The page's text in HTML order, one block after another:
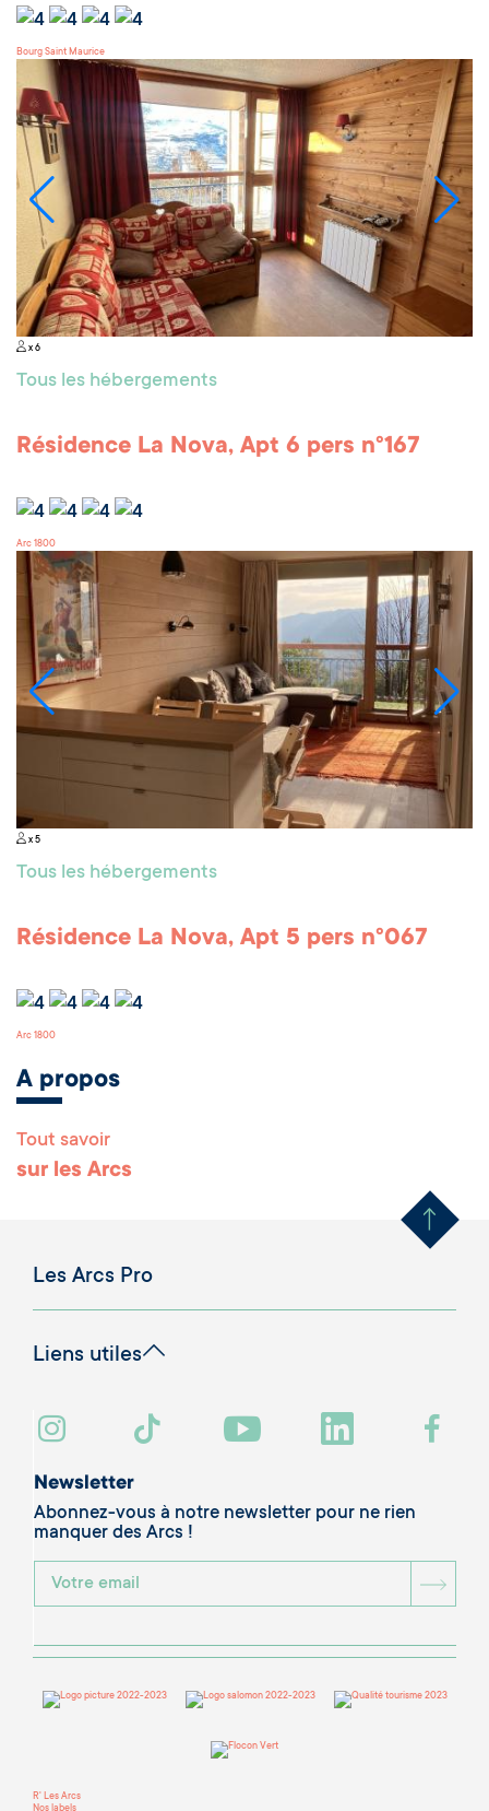
Bourg Saint Maurice
x 6
Tous les hébergements
Résidence La Nova, Apt 6 pers n°167
Arc 1800
x 5
Tous les hébergements
Résidence La Nova, Apt 5 pers n°067
Arc 1800
A propos
Tout savoir
sur les Arcs Remonter
Les Arcs Pro
Liens utiles
Newsletter
Abonnez-vous à notre newsletter pour ne rien
manquer des Arcs !
R' Les Arcs